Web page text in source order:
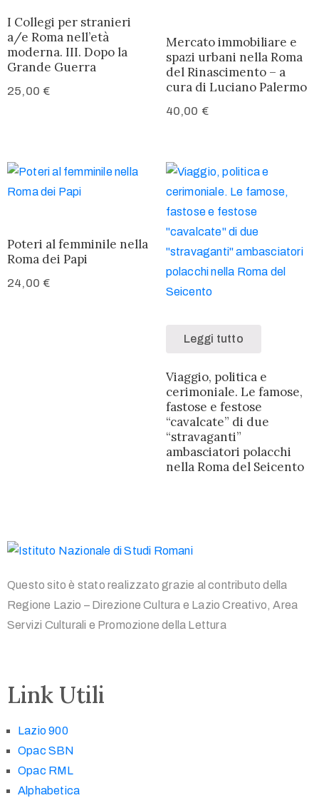
I Collegi per stranieri
a/e Roma nell’età
moderna. III. Dopo la
Grande Guerra
25,00 €
Mercato immobiliare e
spazi urbani nella Roma
del Rinascimento – a
cura di Luciano Palermo
40,00 €
Poteri al femminile nella
Roma dei Papi
24,00 €
Leggi tutto
Viaggio, politica e
cerimoniale. Le famose,
fastose e festose
“cavalcate” di due
“stravaganti”
ambasciatori polacchi
nella Roma del Seicento
Questo sito è stato realizzato grazie al contributo della
Regione Lazio – Direzione Cultura e Lazio Creativo, Area
Servizi Culturali e Promozione della Lettura
Link Utili
Lazio 900
Opac SBN
Opac RML
Alphabetica